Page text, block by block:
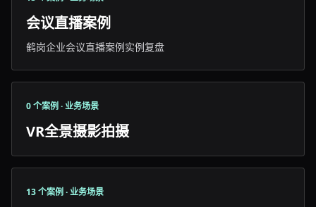
会议直播案例
鹤岗企业会议直播案例实例复盘
0 个案例 · 业务场景
VR全景摄影拍摄
13 个案例 · 业务场景